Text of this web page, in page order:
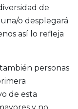
de
o desplegará
así lo refleja
personas
de esta